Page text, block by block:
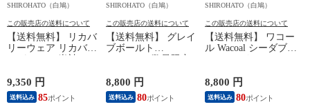
SHIROHATO（白鳩）
この販売店の送料について
【送料無料】 リカバ
リーウェア リカバリ
ーパジャマ 半袖 メ
ームウェア パジャマ
リカバリーケア 7分
丈パンツ 疲労回復
9,350 円
送料込み 85
SHIROHATO（白鳩）
この販売店の送料について
【送料無料】 グレイ
ブボールト
Gravevault 数量限定
サーパンツ おまかせ
3P 福袋 ショート ロ
ーライズ 3枚セット
8,800 円
送料込み 80
SHIROHATO（白鳩）
この販売店の送料について
【送料無料】 ワコー
ル Wacoal シーダブリ
JYURYU 柔流 ジュウ
リュウ メンズ トッ
プ SML ハイネック
8,800 円
送料込み 80